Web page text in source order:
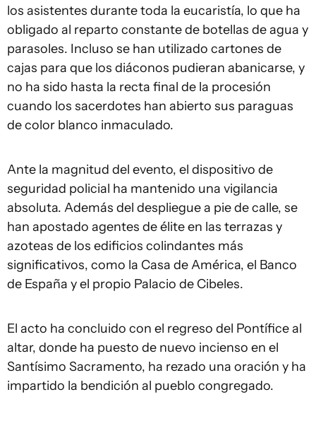
los asistentes durante toda la eucaristía, lo que ha
obligado al reparto constante de botellas de agua y
parasoles. Incluso se han utilizado cartones de
cajas para que los diáconos pudieran abanicarse, y
no ha sido hasta la recta final de la procesión
cuando los sacerdotes han abierto sus paraguas
de color blanco inmaculado.
Ante la magnitud del evento, el dispositivo de
seguridad policial ha mantenido una vigilancia
absoluta. Además del despliegue a pie de calle, se
han apostado agentes de élite en las terrazas y
azoteas de los edificios colindantes más
significativos, como la Casa de América, el Banco
de España y el propio Palacio de Cibeles.
El acto ha concluido con el regreso del Pontífice al
altar, donde ha puesto de nuevo incienso en el
Santísimo Sacramento, ha rezado una oración y ha
impartido la bendición al pueblo congregado.